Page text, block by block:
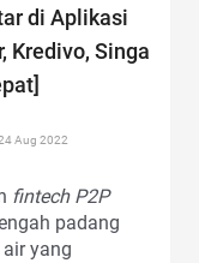
di Aplikasi
Kredivo, Singa
Aug 2022
fintech P2P
padang
yang